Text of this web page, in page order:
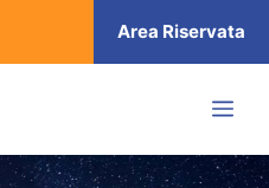
Area Riservata